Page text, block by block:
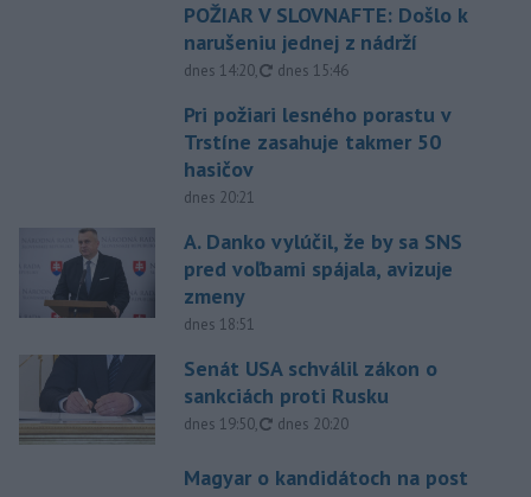
POŽIAR V SLOVNAFTE: Došlo k
narušeniu jednej z nádrží
dnes 14:20, aktualizované
dnes 15:46
Pri požiari lesného porastu v
Trstíne zasahuje takmer 50
hasičov
dnes 20:21
A. Danko vylúčil, že by sa SNS
pred voľbami spájala, avizuje
zmeny
dnes 18:51
Senát USA schválil zákon o
sankciách proti Rusku
dnes 19:50, aktualizované
dnes 20:20
Magyar o kandidátoch na post